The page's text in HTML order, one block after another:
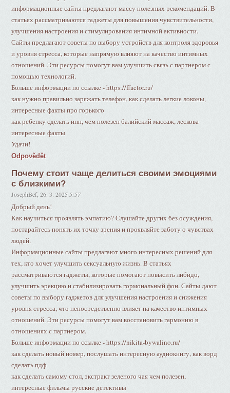
информационные сайты предлагают массу полезных рекомендаций. В
статьях рассматриваются гаджеты для повышения чувствительности,
улучшения настроения и стимулирования интимной активности.
Сайты предлагают советы по выбору устройств для контроля здоровья
и уровня стресса, которые напрямую влияют на качество интимных
отношений. Эти ресурсы помогут вам улучшить связь с партнером с
помощью технологий.
Больше информации по ссылке - https://ffactor.ru/
как нужно правильно заряжать телефон, как сделать легкие локоны,
интересные факты про горького
как ребенку сделать инн, чем полезен балийский массаж, лескова
интересные факты
Удачи!
Odpovědět
Почему стоит чаще делиться своими эмоциями
с близкими?
JosephBef,26. 3. 2025 5:57
Добрый день!
Как научиться проявлять эмпатию? Слушайте других без осуждения,
постарайтесь понять их точку зрения и проявляйте заботу о чувствах
людей.
Информационные сайты предлагают много интересных решений для
тех, кто хочет улучшить сексуальную жизнь. В статьях
рассматриваются гаджеты, которые помогают повысить либидо,
улучшить эрекцию и стабилизировать гормональный фон. Сайты дают
советы по выбору гаджетов для улучшения настроения и снижения
уровня стресса, что непосредственно влияет на качество интимных
отношений. Эти ресурсы помогут вам восстановить гармонию в
отношениях с партнером.
Больше информации по ссылке - https://nikita-bywalino.ru/
как сделать новый номер, послушать интересную аудиокнигу, как ворд
сделать пдф
как сделать самому стол, экстракт зеленого чая чем полезен,
интересные фильмы русские детективы